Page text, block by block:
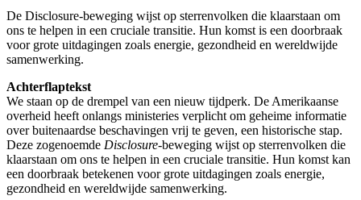
De Disclosure-beweging wijst op sterrenvolken die klaarstaan om
ons te helpen in een cruciale transitie. Hun komst is een doorbraak
voor grote uitdagingen zoals energie, gezondheid en wereldwijde
samenwerking.
Achterflaptekst
We staan op de drempel van een nieuw tijdperk. De Amerikaanse
overheid heeft onlangs ministeries verplicht om geheime informatie
over buitenaardse beschavingen vrij te geven, een historische stap.
Deze zogenoemde Disclosure-beweging wijst op sterrenvolken die
klaarstaan om ons te helpen in een cruciale transitie. Hun komst kan
een doorbraak betekenen voor grote uitdagingen zoals energie,
gezondheid en wereldwijde samenwerking.